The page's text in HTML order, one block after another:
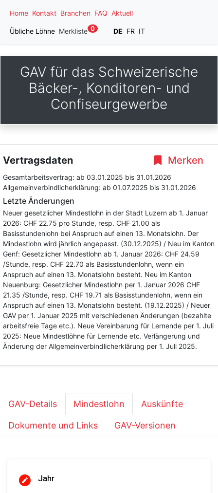
Home Kontakt Branchen FAQ Aktuell
Übliche Löhne Merkliste 0 DE FR IT
GAV für das Schweizerische
Bäcker-, Konditoren- und
Confiseurgewerbe
Merken
Vertragsdaten
Gesamtarbeitsvertrag: ab 03.01.2025 bis 31.01.2026
Allgemeinverbindlicherklärung: ab 01.07.2025 bis 31.01.2026
Letzte Änderungen
Neuer gesetzlicher Mindestlohn in der Stadt Luzern ab 1. Januar
2026: CHF 22.75 pro Stunde, resp. CHF 21.00 als
Basisstundenlohn bei Anspruch auf einen 13. Monatslohn. Der
Mindestlohn wird jährlich angepasst. (30.12.2025) / Neu im Kanton
Genf: Gesetzlicher Mindestlohn ab 1. Januar 2026: CHF 24.59
/Stunde, resp. CHF 22.70 als Basisstundenlohn, wenn ein
Anspruch auf einen 13. Monatslohn besteht. Neu im Kanton
Neuenburg: Gesetzlicher Mindestlohn per 1. Januar 2026 CHF
21.35 /Stunde, resp. CHF 19.71 als Basisstundenlohn, wenn ein
Anspruch auf einen 13. Monatslohn besteht. (19.12.2025) / Neuer
GAV per 1. Januar 2025 mit verschiedenen Änderungen (bezahlte
arbeitsfreie Tage etc.). Neue Vereinbarung für Lernende per 1. Juli
2025: Neue Mindestlöhne für Lernende etc. Verlängerung und
Änderung der Allgemeinverbindlicherklärung per 1. Juli 2025.
GAV-Details Mindestlohn Auskünfte
Dokumente und Links GAV-Versionen
Jahr